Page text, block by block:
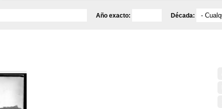
Año exacto: Década: